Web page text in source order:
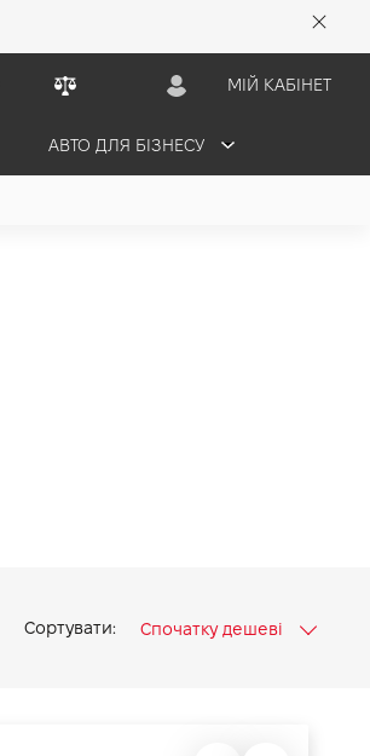
МІЙ КАБІНЕТ
АВТО ДЛЯ БІЗНЕСУ
Сортувати: Спочатку дешеві